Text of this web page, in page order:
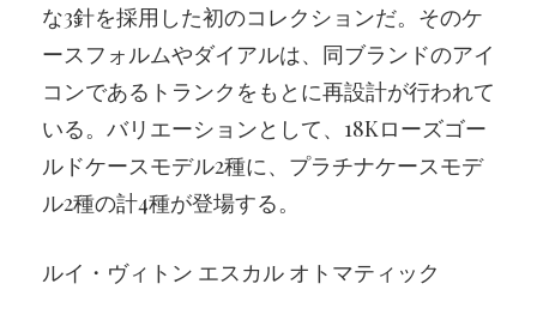
な3針を採用した初のコレクションだ。そのケ
ースフォルムやダイアルは、同ブランドのアイ
コンであるトランクをもとに再設計が行われて
いる。バリエーションとして、18Kローズゴー
ルドケースモデル2種に、プラチナケースモデ
ル2種の計4種が登場する。
ルイ・ヴィトン エスカル オトマティック